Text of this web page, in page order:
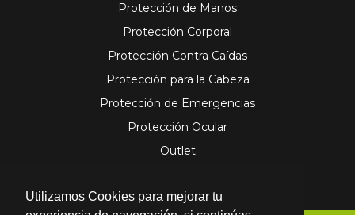
Protección de Manos
Protección Corporal
Protección Contra Caídas
Protección para la Cabeza
Protección de Emergencias
Protección Ocular
Outlet
Utilizamos Cookies para mejorar tu